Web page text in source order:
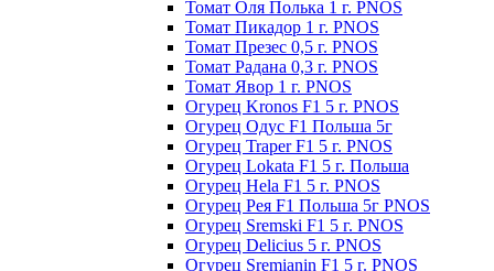
Томат Оля Полька 1 г. PNOS
Томат Пикадор 1 г. PNOS
Томат Презес 0,5 г. PNOS
Toмaт Рaдaнa 0,3 г. PNOS
Томат Явор 1 г. PNOS
Огурец Kronos F1 5 г. PNOS
Огурец Одус F1 Польша 5г
Огурец Traper F1 5 г. PNOS
Огурец Lokata F1 5 г. Польша
Огурец Hela F1 5 г. PNOS
Огурец Рея F1 Польша 5г PNOS
Огурец Sremski F1 5 г. PNOS
Огурец Delicius 5 г. PNOS
Огурец Sremianin F1 5 г. PNOS